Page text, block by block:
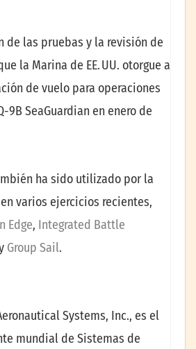
de las pruebas y la revisión de
la Marina de EE. UU. otorgue a
de vuelo para operaciones
9B SeaGuardian en enero de
ha sido utilizado por la
en varios ejercicios recientes,
Edge, Integrated Battle
Group Sail.
Systems, Inc., es el
mundial de Sistemas de